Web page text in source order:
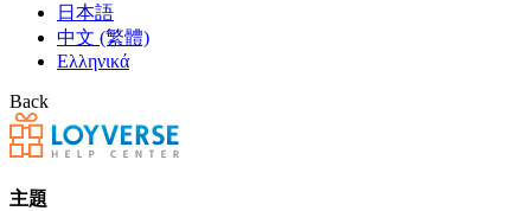
日本語
中文 (繁體)
Ελληνικά
Back
主題